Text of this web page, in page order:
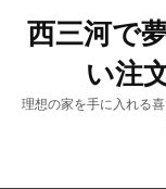
西三河で
い注
理想の家を手に入れる